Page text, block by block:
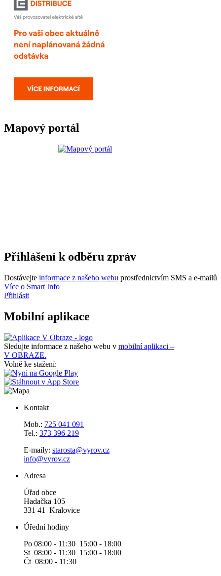
Mapový portál
Přihlášení k odběru zpráv
Dostávejte informace z našeho webu prostřednictvím SMS a e-mailů
Více o Smart Info
Přihlásit
Mobilní aplikace
Sledujte informace z našeho webu v mobilní aplikaci –
V OBRAZE.
Volně ke stažení:
Kontakt
Mob.: 725 041 091
Tel.: 373 396 219
E-maily: starosta@vyrov.cz
info@vyrov.cz
Adresa
Úřad obce
Hadačka 105
331 41 Kralovice
Úřední hodiny
Po 08:00 - 11:30 15:00 - 18:00
St 08:00 - 11:30 15:00 - 18:00
Čt 08:00 - 11:30